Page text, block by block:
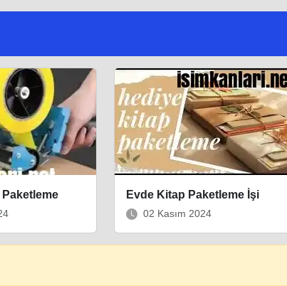
Evde Kitap Paketleme İşi
02 Kasım 2024